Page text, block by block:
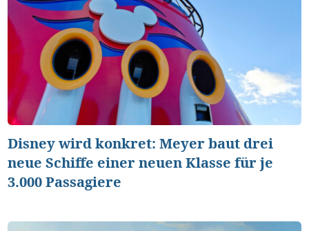
Disney wird konkret: Meyer baut drei
neue Schiffe einer neuen Klasse für je
3.000 Passagiere